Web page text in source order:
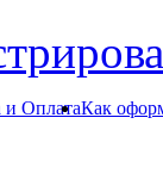
и ОплатаКак